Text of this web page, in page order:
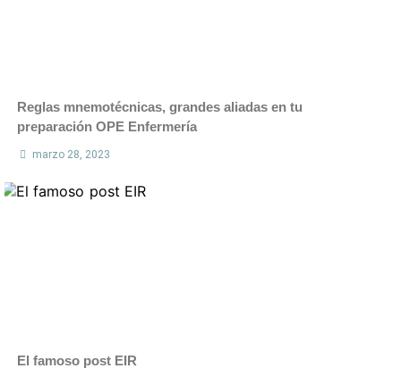
Reglas mnemotécnicas, grandes aliadas en tu
preparación OPE Enfermería
marzo 28, 2023
El famoso post EIR